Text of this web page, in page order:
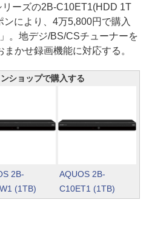
ーズの2B-C10ET1(HDD 1T
により、4万5,800円で購入
。地デジ/BS/CSチューナーを
かせ録画機能に対応する。
ショップで購入する
2B-
(1TB)
AQUOS 2B-
C10ET1 (1TB)